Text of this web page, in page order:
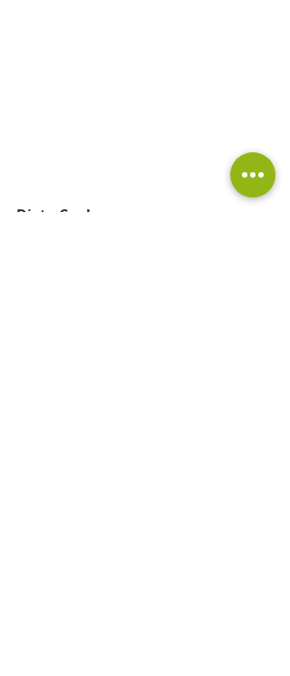
Dieta Cooley